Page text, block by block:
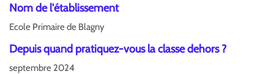
Nom de l'établissement
Ecole Primaire de Blagny
Depuis quand pratiquez-vous la classe dehors ?
septembre 2024